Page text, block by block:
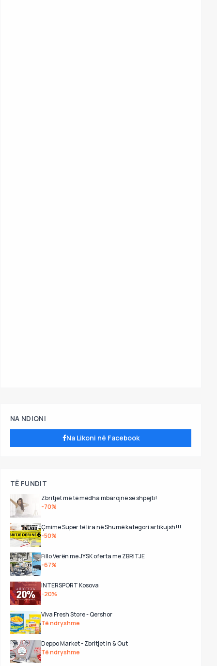
NA NDIQNI
Na Likoni në Facebook
TË FUNDIT
Zbritjet më të mëdha mbarojnë së shpejti!
-70%
Çmime Super të lira në Shumë kategori artikujsh!!!
-50%
Fillo Verën me JYSK oferta me ZBRITJE
-67%
INTERSPORT Kosova
-20%
Viva Fresh Store - Qershor
Të ndryshme
Deppo Market - Zbritjet In & Out
Të ndryshme